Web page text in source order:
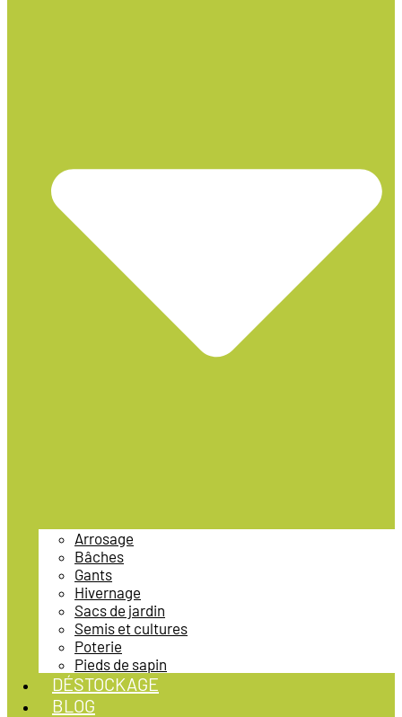
Arrosage
Bâches
Gants
Hivernage
Sacs de jardin
Semis et cultures
Poterie
Pieds de sapin
DÉSTOCKAGE
BLOG